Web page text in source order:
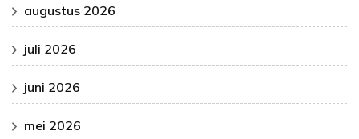
augustus 2026
juli 2026
juni 2026
mei 2026